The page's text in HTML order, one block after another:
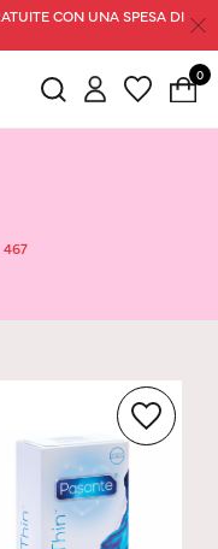
CON UNA SPESA DI
0
467